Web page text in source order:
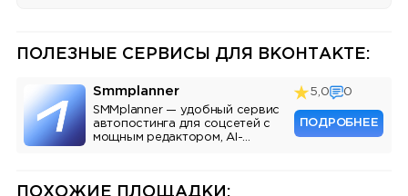
ПОЛЕЗНЫЕ СЕРВИСЫ ДЛЯ ВКОНТАКТЕ:
Smmplanner
SMMplanner — удобный сервис
автопостинга для соцсетей с
мощным редактором, AI-
5,0 0
ПОДРОБНЕЕ
ПОХОЖИЕ ПЛОЩАДКИ: